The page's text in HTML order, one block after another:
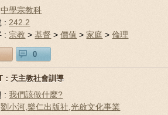
中學宗教科
: 242.2
: 宗教 >基督 >價值 >家庭 >倫理
0
：天主教社會訓導
:我們該做什麼?
劉小河,樂仁出版社,光啟文化事業